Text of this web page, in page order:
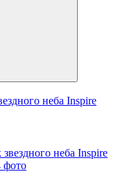
неба Inspire